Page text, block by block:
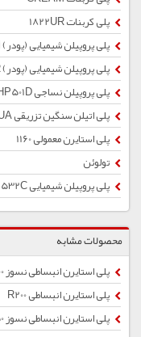
پلی کربنات 1822UR
پلی پروپیلن شیمیایی (پودر) ZH500M
پلی پروپیلن شیمیایی (پودر) ZB548R
پلی پروپیلن نساجی HP501D
پلی اتیلن سنگین تزریقی 6040UA
پلی استایرن معمولی 1160
تولوئن
پلی پروپیلن شیمیایی ZB532C
محصولات مشابه
پلی استایرن انبساطی نسوز R200
پلی استایرن انبساطی R200
پلی استایرن انبساطی نسوز SE350